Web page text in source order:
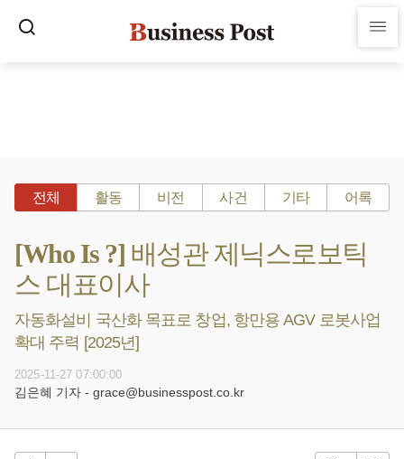
전체 활동 비전 사건 기타 어록
[Who Is ?] 배성관 제닉스로보틱
스 대표이사
자동화설비 국산화 목표로 창업, 항만용 AGV 로봇사업
확대 주력 [2025년]
2025-11-27 07:00:00
김은혜 기자 - grace@businesspost.co.kr